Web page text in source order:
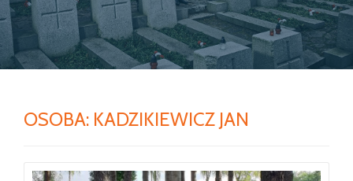
OSOBA: KADZIKIEWICZ JAN